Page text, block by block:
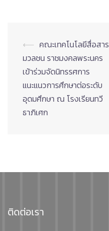
Post
navigation
⟵ คณะเทคโนโลยีสื่อสาร
มวลชน ราชมงคลพระนคร
เข้าร่วมจัดนิทรรศการ
แนะแนวการศึกษาต่อระดับ
อุดมศึกษา ณ โรงเรียนทวี
ธาภิเศก
ติดต่อเรา